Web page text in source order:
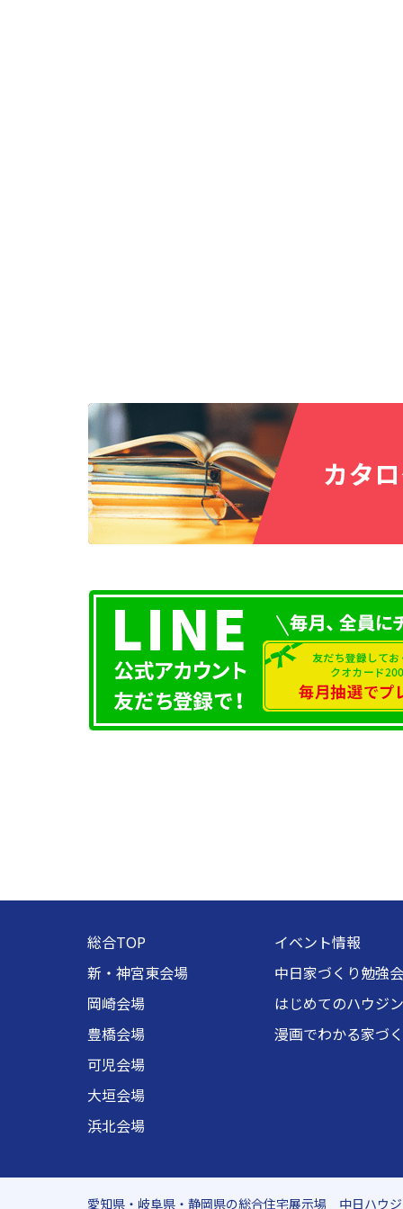
総合TOP
新・神宮東会場
岡崎会場
豊橋会場
可児会場
大垣会場
浜北会場
イベント情報
中日家づくり勉強会
はじめてのハウジ
漫画でわかる家づ
愛知県・岐阜県・静岡県の総合住宅展示場 中日ハウ